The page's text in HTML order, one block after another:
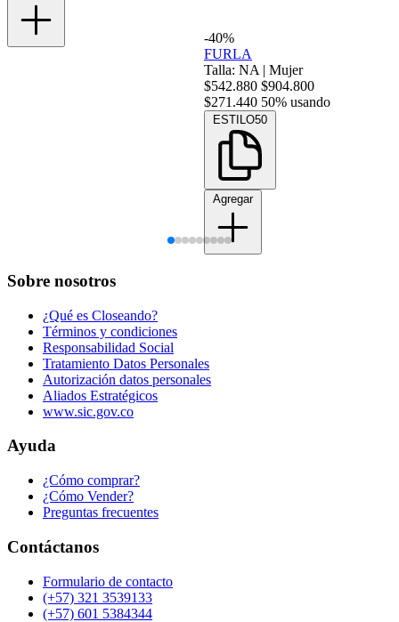
-40%
FURLA
Talla: NA | Mujer
$542.880 $904.800
$271.440 50% usando
ESTILO50
Agregar
Sobre nosotros
¿Qué es Closeando?
Términos y condiciones
Responsabilidad Social
Tratamiento Datos Personales
Autorización datos personales
Aliados Estratégicos
www.sic.gov.co
Ayuda
¿Cómo comprar?
¿Cómo Vender?
Preguntas frecuentes
Contáctanos
Formulario de contacto
(+57) 321 3539133
(+57) 601 5384344